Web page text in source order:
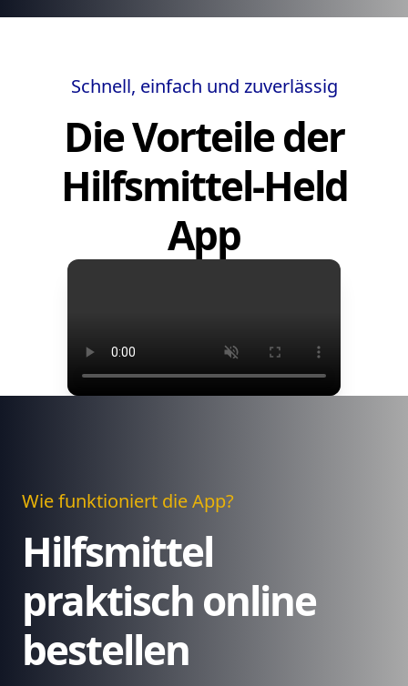
Schnell, einfach und zuverlässig
Die Vorteile der
Hilfsmittel-Held
App
Wie funktioniert die App?
Hilfsmittel
praktisch online
bestellen